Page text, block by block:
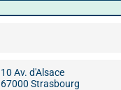
10 Av. d'Alsace
67000 Strasbourg